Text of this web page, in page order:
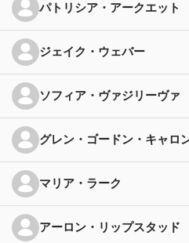
パトリシア・アークエット
ジェイク・ウェバー
ソフィア・ヴァジリーヴァ
グレン・ゴードン・キャロ
マリア・ラーク
アーロン・リップスタッド